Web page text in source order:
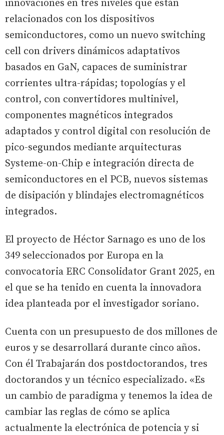
innovaciones en tres niveles que están
relacionados con los dispositivos
semiconductores, como un nuevo switching
cell con drivers dinámicos adaptativos
basados en GaN, capaces de suministrar
corrientes ultra-rápidas; topologías y el
control, con convertidores multinivel,
componentes magnéticos integrados
adaptados y control digital con resolución de
pico-segundos mediante arquitecturas
Systeme-on-Chip e integración directa de
semiconductores en el PCB, nuevos sistemas
de disipación y blindajes electromagnéticos
integrados.
El proyecto de Héctor Sarnago es uno de los
349 seleccionados por Europa en la
convocatoria ERC Consolidator Grant 2025, en
el que se ha tenido en cuenta la innovadora
idea planteada por el investigador soriano.
Cuenta con un presupuesto de dos millones de
euros y se desarrollará durante cinco años.
Con él Trabajarán dos postdoctorandos, tres
doctorandos y un técnico especializado. «Es
un cambio de paradigma y tenemos la idea de
cambiar las reglas de cómo se aplica
actualmente la electrónica de potencia y si